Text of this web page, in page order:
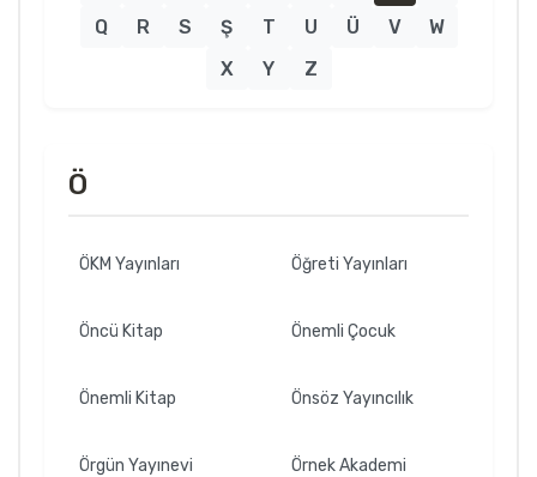
Q
R S Ş T U Ü V
W
X
Y Z
Ö
ÖKM Yayınları Öğreti Yayınları
Öncü Kitap Önemli Çocuk
Önemli Kitap Önsöz Yayıncılık
Örgün Yayınevi Örnek Akademi